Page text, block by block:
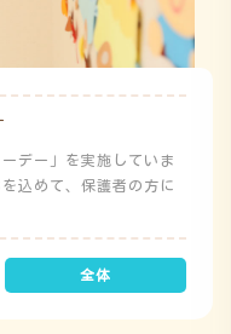
デー」を実施していま
込めて、保護者の方に